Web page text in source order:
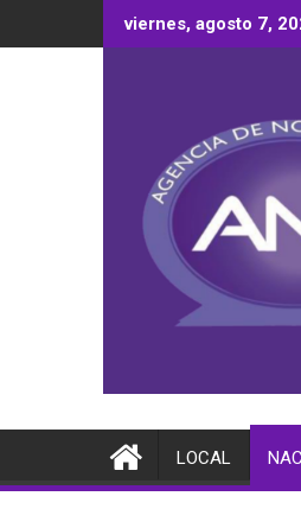
al
viernes, agosto 7,
LOCAL